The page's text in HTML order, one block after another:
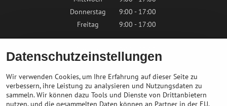
Donnerstag
9:00 - 17:00
Freitag
9:00 - 17:00
Samstag
9:00 - 12:00
Sonntag
Geschlossen
Kontaktieren Sie uns
Datenschutzeinstellungen
Wir verwenden Cookies, um Ihre Erfahrung auf dieser Seite zu
verbessern, ihre Leistung zu analysieren und Nutzungsdaten zu
sammeln. Wir können dazu Tools und Dienste von Drittanbietern
nutzen, und die gesammelten Daten können an Partner in der EU,